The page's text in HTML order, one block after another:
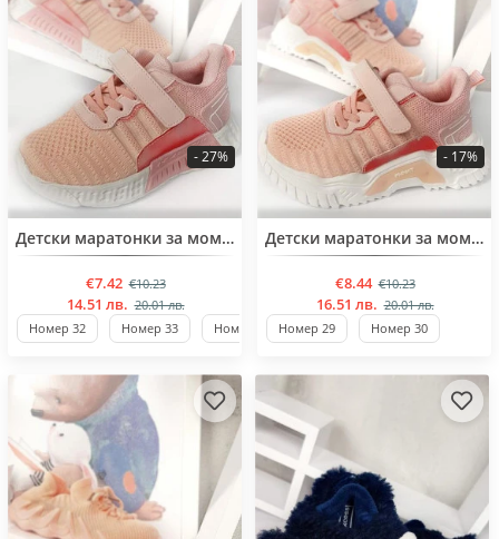
BESTSELLERДетски маратонки за момичета от 32 до 37 номер
€7.42 €10.23
- 27%
14.51 лв. 20.01 лв.
Номер 32
Номер 33 Номер 35 Номер 36 Стандартен
BESTSELLERДетски маратонки за момиче от 27 до 32 номер
€8.44 €10.23
- 17%
16.51 лв. 20.01 лв.
Номер 29
Номер 30